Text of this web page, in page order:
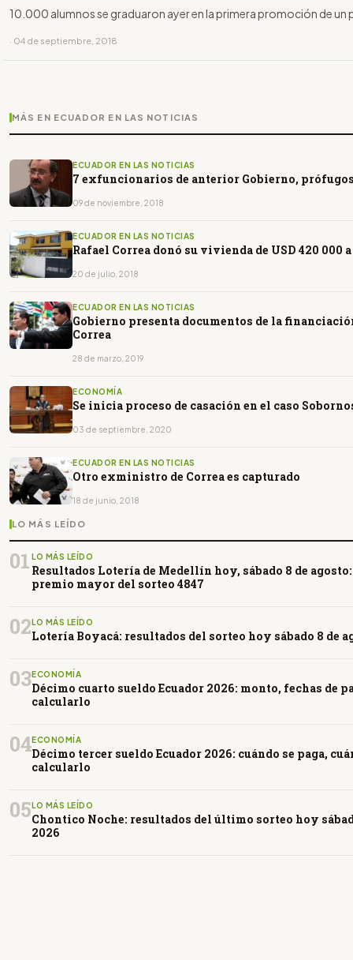
10.000 alumnos se graduaron ayer en la primera promoción de
· 04 de septiembre, 2018
MÁS EN ECUADOR EN LAS NOTICIAS
ECUADOR EN LAS NOTICIAS
7 exfuncionarios de anterior Gobierno,
09 de noviembre, 2018
ECUADOR EN LAS NOTICIAS
Rafael Correa donó su vivienda de USD 420 000
20 de julio, 2018
ECUADOR EN LAS NOTICIAS
Gobierno presenta documentos de la
Correa
28 de marzo, 2019
ECONOMÍA
Se inicia proceso de casación en el caso
03 de septiembre, 2020
ECUADOR EN LAS NOTICIAS
Otro exministro de Correa es capturado
18 de junio, 2018
LO MÁS LEÍDO
01 LO MÁS LEÍDO
Resultados Lotería de Medellín hoy, sábado 8 de
premio mayor del sorteo 4847
02LO MÁS LEÍDO
Lotería Boyacá: resultados del sorteo hoy sábado 8 de
03ECONOMÍA
Décimo cuarto sueldo Ecuador 2026: monto, fechas de
calcularlo
04ECONOMÍA
Décimo tercer sueldo Ecuador 2026: cuándo se paga,
calcularlo
05LO MÁS LEÍDO
Chontico Noche: resultados del último sorteo hoy
2026